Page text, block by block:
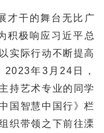
才干的舞台无比广
积极响应习近平总
实际行动不断提高
2023年3月24日，
持艺术专业的同学
国智慧中国行》栏
织带领之下前往溧